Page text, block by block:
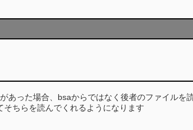
あった場合、bsaからではなく後者のファイルを
ちらを読んでくれるようになります